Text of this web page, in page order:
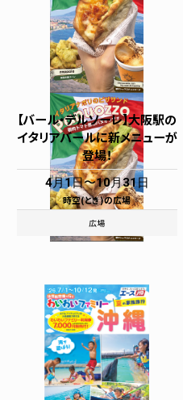
【バール・デルソーレ】大阪駅の
イタリアバールに新メニューが
登場！
4月1日 10月31日
時空(とき)の広場